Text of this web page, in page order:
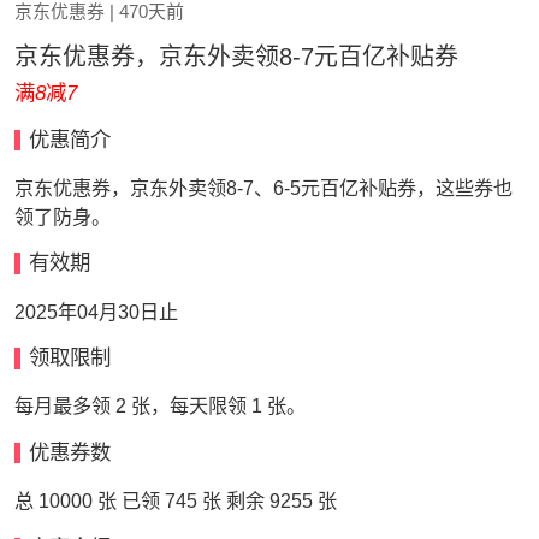
京东优惠券 | 470天前
京东优惠券，京东外卖领8-7元百亿补贴券
满8减7
优惠简介
京东优惠券，京东外卖领8-7、6-5元百亿补贴券，这些券也
领了防身。
有效期
2025年04月30日止
领取限制
每月最多领 2 张，每天限领 1 张。
优惠券数
总 10000 张 已领 745 张 剩余 9255 张